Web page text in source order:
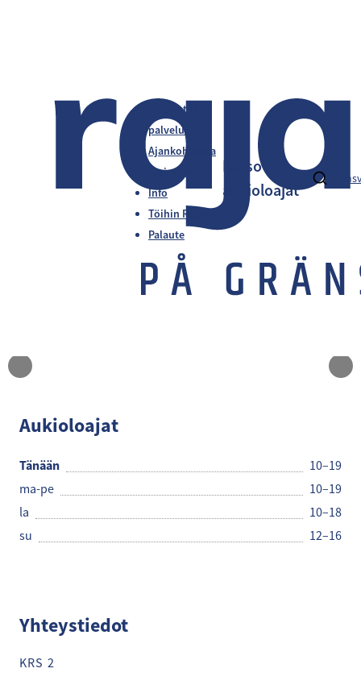
Liikkeet ja
palvelut
Ajankohtaista
Tarjoukset
Info
Töihin Rajalle
Palaute
en
Katso
aukioloajat
Aukioloajat
Tänään
10–19
ma-pe
10–19
la
10–18
su
12–16
Yhteystiedot
KRS 2